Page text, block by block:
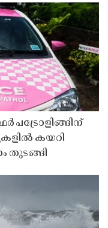
പട്രോളിങ്ങിന്
കയറി
തുടങ്ങി